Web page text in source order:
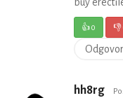
buy
👍0 👎
hh8rg